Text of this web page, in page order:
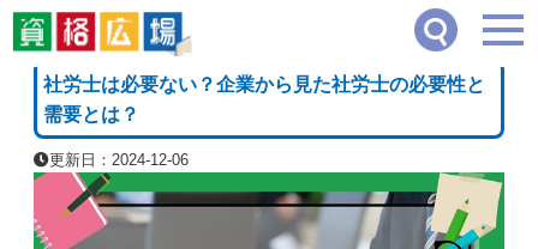
資格広場≫ 司法・法律系≫ 社労士は必要ない？企業から見た社労士の必要性と需要
[PR]
社労士は必要ない？企業から見た社労士の必要性と
需要とは？
更新日：2024-12-06